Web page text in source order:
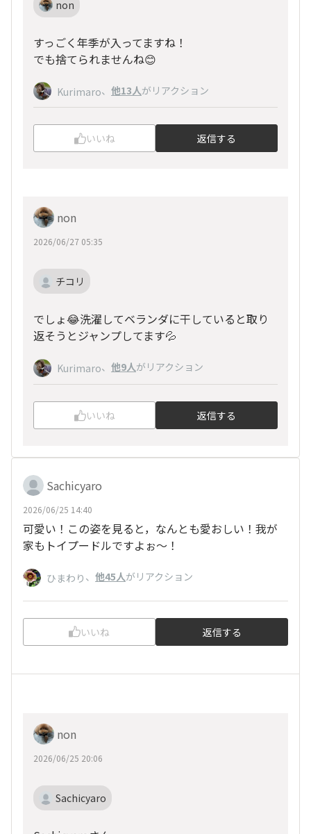
non
すっごく年季が入ってますね！
でも捨てられませんね😊
Kurimaro、 他13人がリアクション
いいね 返信する
non
2026/06/27 05:35
チコリ
でしょ😂洗濯してベランダに干していると取り
返そうとジャンプしてます💦
Kurimaro、 他9人がリアクション
いいね 返信する
Sachicyaro
2026/06/25 14:40
可愛い！この姿を見ると，なんとも愛おしい！我が
家もトイプードルですよぉ〜！
ひまわり 、 他45人がリアクション
いいね 返信する
non
2026/06/25 20:06
Sachicyaro